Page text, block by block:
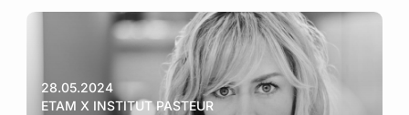
28.05.2024
ETAM X INSTITUT PASTEUR